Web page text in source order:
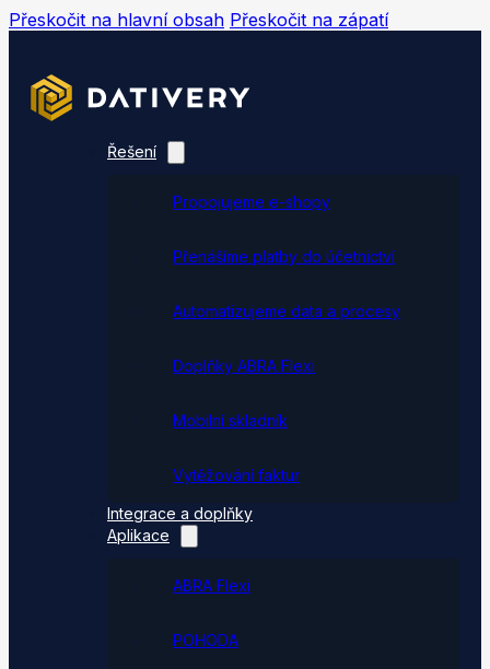
Přeskočit na hlavní obsah Přeskočit na zápatí
Řešení
Propojujeme e-shopy
Přenášíme platby do účetnictví
Automatizujeme data a procesy
Doplňky ABRA Flexi
Mobilní skladník
Vytěžování faktur
Integrace a doplňky
Aplikace
ABRA Flexi
POHODA